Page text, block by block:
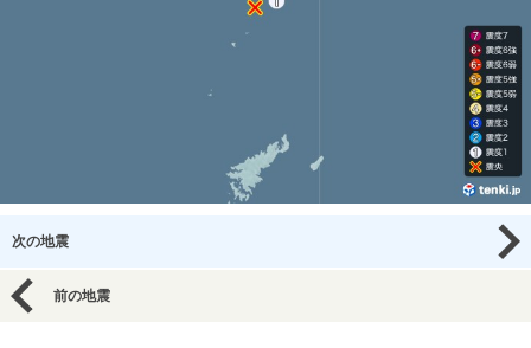
次の地震
前の地震